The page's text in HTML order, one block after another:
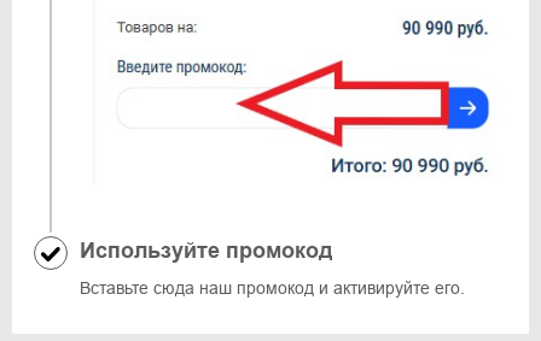
Используйте промокод
Вставьте сюда наш промокод и активируйте его.